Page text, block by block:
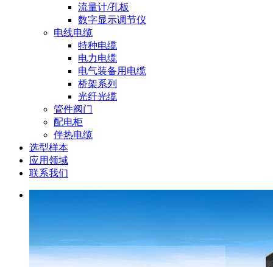
流量计/孔板
数字显示调节仪
电线电缆
特种电缆
电力电缆
电气装备用电缆
桥架系列
光纤光缆
管件阀门
配电柜
伴热电缆
选型样本
应用领域
联系我们